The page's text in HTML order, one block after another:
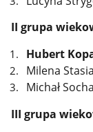
II grupa
Hubert
Milena
Michał
III grupa